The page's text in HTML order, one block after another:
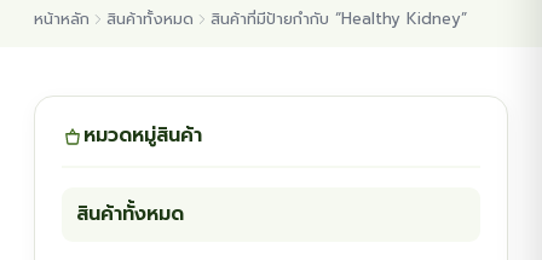
หน้าหลัก สินค้าทั้งหมด สินค้าที่มีป้ายกำกับ “Healthy Kidney”
หมวดหมู่สินค้า
สินค้าทั้งหมด